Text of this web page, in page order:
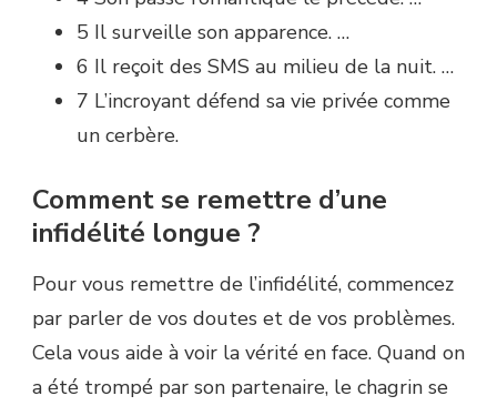
5 Il surveille son apparence. …
6 Il reçoit des SMS au milieu de la nuit. …
7 L’incroyant défend sa vie privée comme
un cerbère.
Comment se remettre d’une
infidélité longue ?
Pour vous remettre de l’infidélité, commencez
par parler de vos doutes et de vos problèmes.
Cela vous aide à voir la vérité en face. Quand on
a été trompé par son partenaire, le chagrin se